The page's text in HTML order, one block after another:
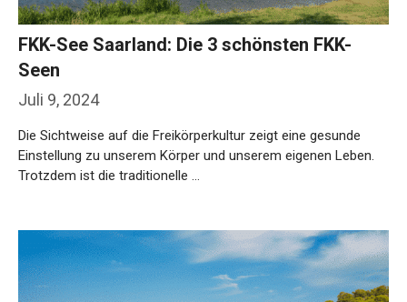
Juli 9, 2024
FKK-See Saarland: Die 3 schönsten FKK-
Seen
Die Sichtweise auf die Freikörperkultur zeigt eine gesunde
Einstellung zu unserem Körper und unserem eigenen Leben.
Trotzdem ist die traditionelle …